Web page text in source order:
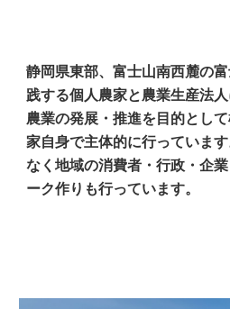
静岡県東部、富士山南西麓の
践する個人農家と農業生産法
農業の発展・推進を目的とし
家自身で主体的に行っていま
なく地域の消費者・行政・企
ーク作りも行っています。